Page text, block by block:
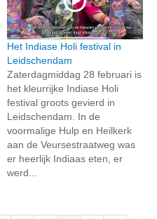
Het Indiase Holi festival in
Leidschendam
Zaterdagmiddag 28 februari is
het kleurrijke Indiase Holi
festival groots gevierd in
Leidschendam. In de
voormalige Hulp en Heilkerk
aan de Veursestraatweg was
er heerlijk Indiaas eten, er
werd...